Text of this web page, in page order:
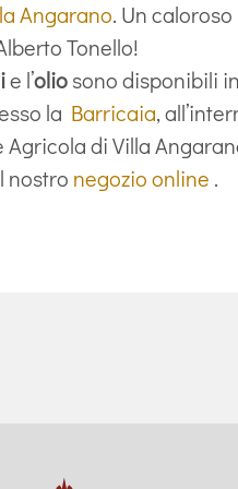
Angarano. Un caloroso
Tonello!
e l’oliosono disponibili in
la Barricaia,
Agricola di Villa
nostro negozio online .